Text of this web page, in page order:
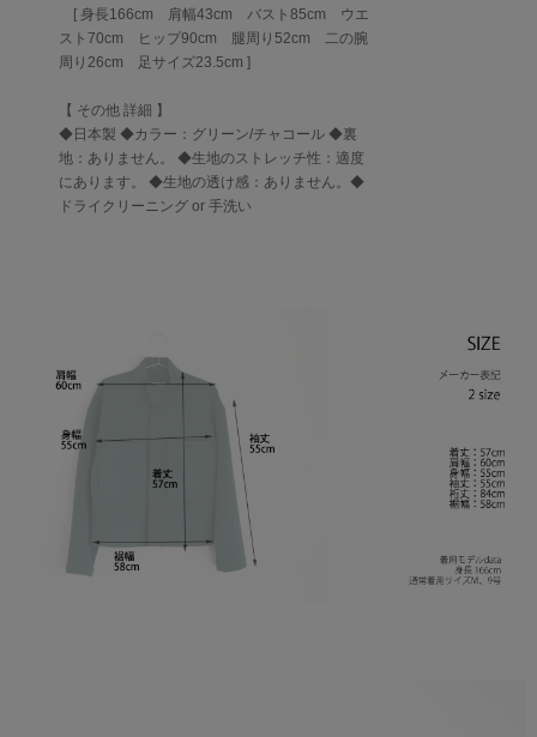
[ 身長166cm 肩幅43cm バスト85cm ウエ
スト70cm ヒップ90cm 腿周り52cm 二の腕
周り26cm 足サイズ23.5cm ]
【 その他 詳細 】
◆日本製 ◆カラー：グリーン/チャコール ◆裏
地：ありません。 ◆生地のストレッチ性：適度
にあります。 ◆生地の透け感：ありません。◆
ドライクリーニング or 手洗い